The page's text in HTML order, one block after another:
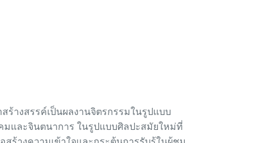
างสรรค์เป็นผลงานจิตรกรรมในรูปแบบ
มและจินตนาการ ในรูปแบบศิลปะสมัยใหม่ที่